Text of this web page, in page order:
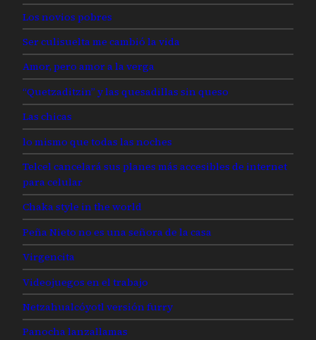
Los novios pobres
Ser culisuelta me cambió la vida
Amor, pero amor a la verga
“Quetzaditzin” y las quesadillas sin queso
Las chicas
lo mismo que todas las noches
Telcel cancelará sus planes más accesibles de internet
para celular
Chaka style in the world
Peña Nieto no es una señora de la casa
Virgencita
Videojuegos en el trabajo
Netzahualcóyotl versión furry
Panocha lanzallamas